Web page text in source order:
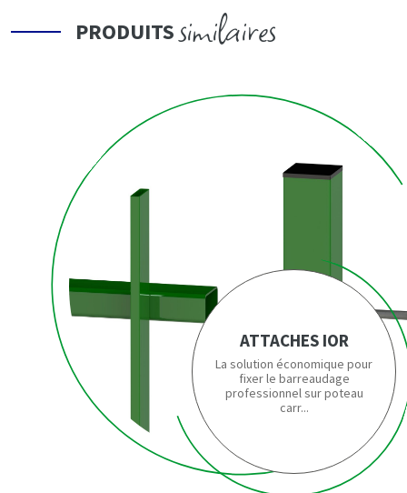
PRODUITSsimilaires
ATTACHES IOR
La solution économique pour
fixer le barreaudage
professionnel sur poteau
carr...